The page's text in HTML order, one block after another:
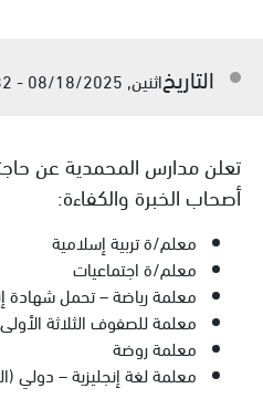
التاريخاثنين, 08/18/2025 - 20:32
تعلن مدارس المحمدية عن
أصحاب الخبرة والكفاءة:
معلم/ة تربية إسلامية
معلم/ة اجتماعيات
معلمة رياضة – تحمل شهادة
معلمة للصفوف الثلاثة الأولى
معلمة روضة
معلمة لغة إنجليزية – دولي